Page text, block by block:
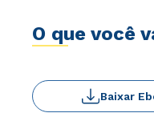
O que você
Baixar